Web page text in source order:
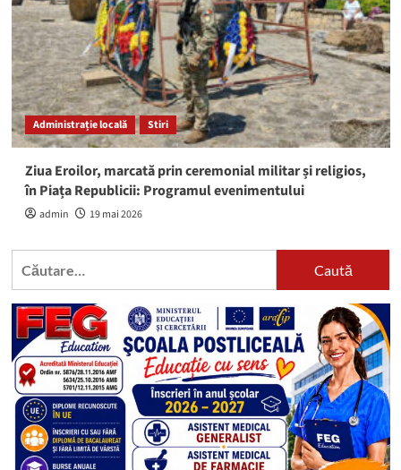
Administrație locală Stiri
Ziua Eroilor, marcată prin ceremonial militar și religios,
în Piața Republicii: Programul evenimentului
admin 19 mai 2026
Caută